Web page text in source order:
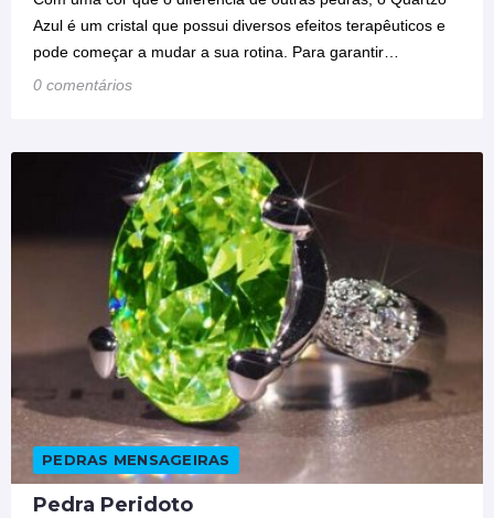
Azul é um cristal que possui diversos efeitos terapêuticos e
pode começar a mudar a sua rotina. Para garantir…
0 comentários
PEDRAS MENSAGEIRAS
Pedra Peridoto